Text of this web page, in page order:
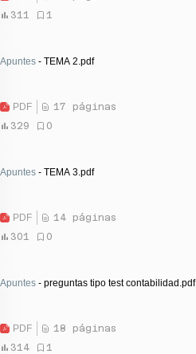
311
1
Apuntes - TEMA 2.pdf
PDF
17 páginas
329
0
Apuntes - TEMA 3.pdf
PDF
14 páginas
301
0
Apuntes - preguntas tipo test contabilidad.pdf
PDF
18 páginas
314
1